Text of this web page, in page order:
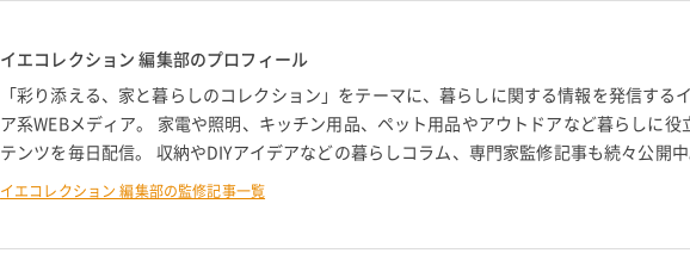
イエコレクション 編集部のプロフィール
「彩り添える、家と暮らしのコレクション」をテーマに、暮らしに関する情報を発信する
ア系WEBメディア。 家電や照明、キッチン用品、ペット用品やアウトドアなど暮らしに役
テンツを毎日配信。 収納やDIYアイデアなどの暮らしコラム、専門家監修記事も続々公開中
イエコレクション 編集部の監修記事一覧